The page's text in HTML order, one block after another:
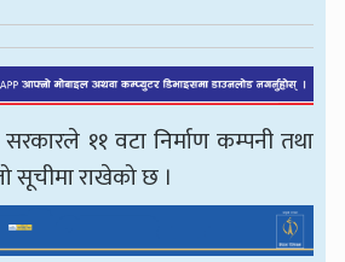
११ वटा निर्माण कम्पनी तथा
सूचीमा राखेको छ ।